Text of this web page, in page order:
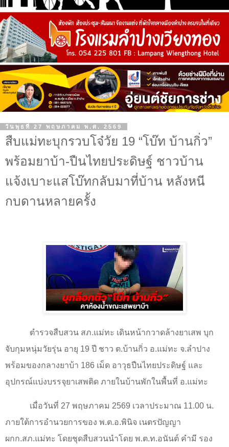
วันพุธที่ 27 พฤษภาคม พ.ศ. 2569
สืบแม่ทะบุกรวบโจ๋วัย 19 “โบ๊ท บ้านกิ่ว”
พร้อมยาบ้า-ปืนไทยประดิษฐ์ ชาวบ้าน
แจ้งเบาะแสโบ๊ทกลับมาที่บ้าน หลังหนี
กบดานหลายครั้ง
ตำรวจสืบสวน สภ.แม่ทะ เดินหน้ากวาดล้างยาเสพ บุก
จับกุมหนุ่มวัยรุ่น อายุ 19 ปี ชาว ต.บ้านกิ่ว อ.แม่ทะ จ.ลำปาง
พร้อมของกลางยาบ้า 186 เม็ด อาวุธปืนไทยประดิษฐ์ และ
อุปกรณ์แบ่งบรรจุยาเสพติด ภายในบ้านพักในพื้นที่ อ.แม่ทะ
เมื่อวันที่ 27 พฤษภาคม 2569 เวลาประมาณ 11.00 น.
ภายใต้การอำนวยการของ พ.ต.อ.พินิจ เนตรปัญญา
ผกก.สภ.แม่ทะ โดยชุดสืบสวนนำโดย พ.ต.ท.อนันต์ คำมี รอง